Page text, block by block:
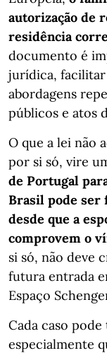
autorização de
residência
documento é
jurídica,
abordagens
públicos e atos
O que a lei não
por si só, vire
de Portugal
Brasil pode ser
desde que a
comprovem o
si só, não deve
futura entrada
Espaço
Cada caso
especialmente